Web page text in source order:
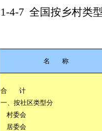
1-4-7 全国按乡村类
名 称
合 计
一、按社区类型分
村委会
居委会